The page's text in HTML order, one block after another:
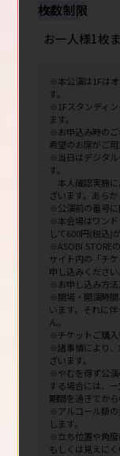
枚数制限
お一人様1枚
※本公演は1Fは
す。
※1Fスタンディ
ます。
※お申込み時の
希望のお席がご
※当日はデジタル
す。
本人確認実施に
ざいます。あらか
※公演前の番号に
※本会場はワンド
して600円(税込)
※ASOBI STORE
サイト内の「チ
申し込みください
※お申し込み方法
※開場・開演時
います。それに
ん。
※チケットご購入
※諸事情により
ざいます。
※やむを得ず公演
する場合には、
期間を過ぎてか
※アルコール類の
します。
※立ち位置や角度
もしくは見えにく